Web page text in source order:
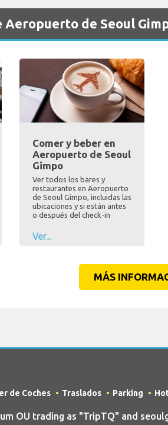
de Seoul
Comer y beber en
Aeropuerto de Seoul
Gimpo
Ver todos los bares y
restaurantes en Aeropuerto
de Seoul Gimpo, incluidas las
ubicaciones y si están antes
o después del check-in
Ver...
MÁS
de Coches Traslados Parking
OU trading as "TripTQ" and